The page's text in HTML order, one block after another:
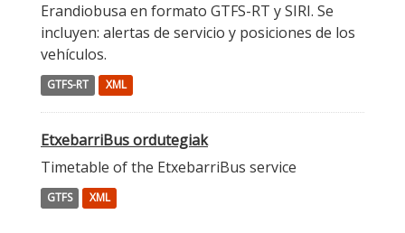
Erandiobusa en formato GTFS-RT y SIRI. Se
incluyen: alertas de servicio y posiciones de los
vehículos.
GTFS-RT XML
EtxebarriBus ordutegiak
Timetable of the EtxebarriBus service
GTFS XML